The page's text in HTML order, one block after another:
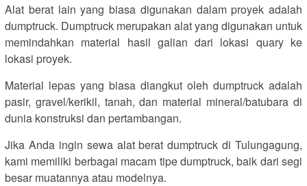
Alat berat lain yang biasa digunakan dalam proyek adalah
dumptruck. Dumptruck merupakan alat yang digunakan untuk
memindahkan material hasil galian dari lokasi quary ke
lokasi proyek.
Material lepas yang biasa diangkut oleh dumptruck adalah
pasir, gravel/kerikil, tanah, dan material mineral/batubara di
dunia konstruksi dan pertambangan.
Jika Anda ingin sewa alat berat dumptruck di Tulungagung,
kami memiliki berbagai macam tipe dumptruck, baik dari segi
besar muatannya atau modelnya.